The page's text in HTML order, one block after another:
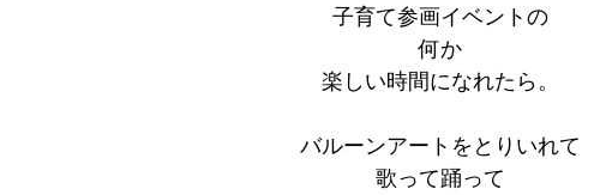
子育て参画イベントの
何か
楽しい時間になれたら。
バルーンアートをとりいれて
歌って踊って